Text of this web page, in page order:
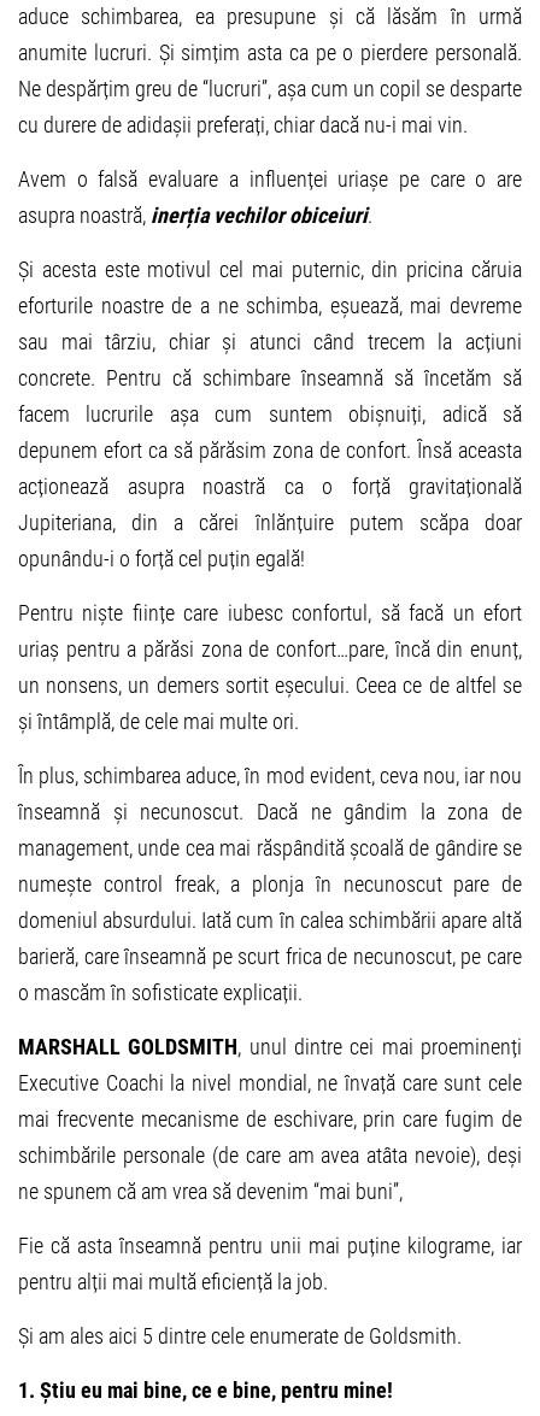
aduce schimbarea, ea presupune și că lăsăm în urmă
anumite lucruri. Și simțim asta ca pe o pierdere personală.
Ne despărțim greu de “lucruri”, așa cum un copil se desparte
cu durere de adidașii preferați, chiar dacă nu-i mai vin.
Avem o falsă evaluare a influenței uriașe pe care o are
asupra noastră, inerția vechilor obiceiuri.
Și acesta este motivul cel mai puternic, din pricina căruia
eforturile noastre de a ne schimba, eșuează, mai devreme
sau mai târziu, chiar și atunci când trecem la acțiuni
concrete. Pentru că schimbare înseamnă să încetăm să
facem lucrurile așa cum suntem obișnuiți, adică să
depunem efort ca să părăsim zona de confort. Însă aceasta
acționează asupra noastră ca o forță gravitațională
Jupiteriana, din a cărei înlănțuire putem scăpa doar
opunându-i o forță cel puțin egală!
Pentru niște ființe care iubesc confortul, să facă un efort
uriaș pentru a părăsi zona de confort…pare, încă din enunț,
un nonsens, un demers sortit eșecului. Ceea ce de altfel se
și întâmplă, de cele mai multe ori.
În plus, schimbarea aduce, în mod evident, ceva nou, iar nou
înseamnă și necunoscut. Dacă ne gândim la zona de
management, unde cea mai răspândită școală de gândire se
numește control freak, a plonja în necunoscut pare de
domeniul absurdului. Iată cum în calea schimbării apare altă
barieră, care înseamnă pe scurt frica de necunoscut, pe care
o mascăm în sofisticate explicații.
MARSHALL GOLDSMITH, unul dintre cei mai proeminenți
Executive Coachi la nivel mondial, ne învață care sunt cele
mai frecvente mecanisme de eschivare, prin care fugim de
schimbările personale (de care am avea atâta nevoie), deși
ne spunem că am vrea să devenim “mai buni”,
Fie că asta înseamnă pentru unii mai puține kilograme, iar
pentru alții mai multă eficiență la job.
Și am ales aici 5 dintre cele enumerate de Goldsmith.
1. Știu eu mai bine, ce e bine, pentru mine!